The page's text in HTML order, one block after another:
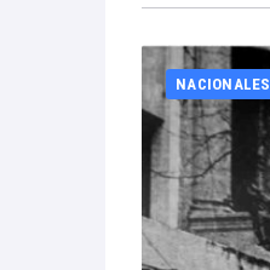
NACIONALES